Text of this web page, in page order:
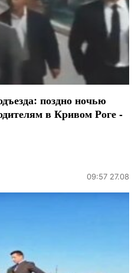
поздно ночью
в Кривом Роге -
09:57 27.08